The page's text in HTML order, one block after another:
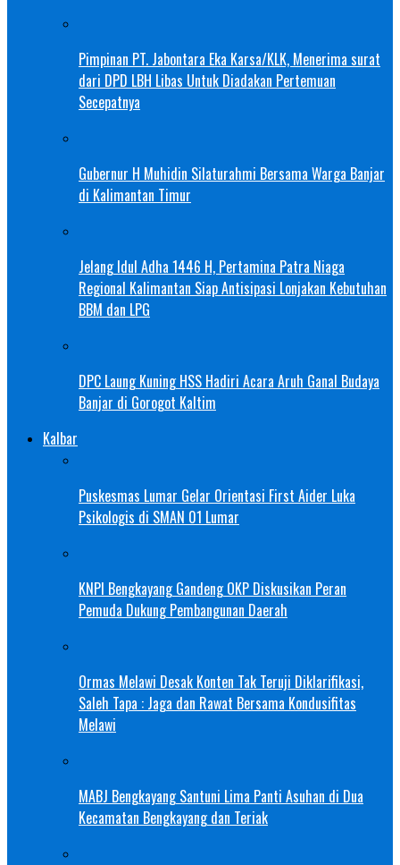
Pimpinan PT. Jabontara Eka Karsa/KLK, Menerima surat
dari DPD LBH Libas Untuk Diadakan Pertemuan
Secepatnya
Gubernur H Muhidin Silaturahmi Bersama Warga Banjar
di Kalimantan Timur
Jelang Idul Adha 1446 H, Pertamina Patra Niaga
Regional Kalimantan Siap Antisipasi Lonjakan Kebutuhan
BBM dan LPG
DPC Laung Kuning HSS Hadiri Acara Aruh Ganal Budaya
Banjar di Gorogot Kaltim
Kalbar
Puskesmas Lumar Gelar Orientasi First Aider Luka
Psikologis di SMAN 01 Lumar
KNPI Bengkayang Gandeng OKP Diskusikan Peran
Pemuda Dukung Pembangunan Daerah
Ormas Melawi Desak Konten Tak Teruji Diklarifikasi,
Saleh Tapa : Jaga dan Rawat Bersama Kondusifitas
Melawi
MABJ Bengkayang Santuni Lima Panti Asuhan di Dua
Kecamatan Bengkayang dan Teriak